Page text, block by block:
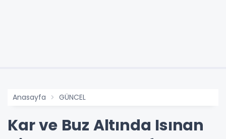
Anasayfa GÜNCEL
Kar ve Buz Altında Isınan